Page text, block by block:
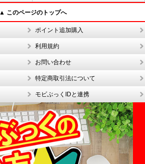
▲ このページのトップへ
ポイント追加購入
利用規約
お問い合わせ
特定商取引法について
モビぶっくIDと連携